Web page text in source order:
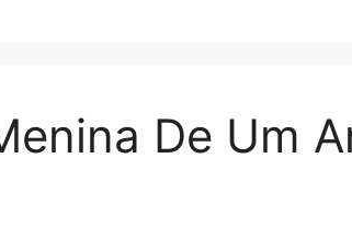
De Um